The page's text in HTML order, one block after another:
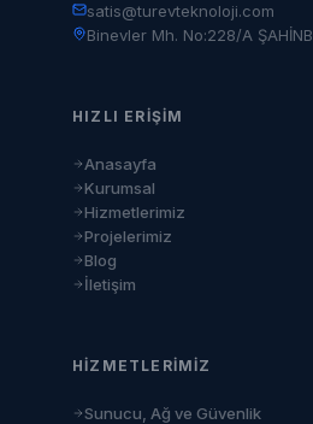
satis@turevteknoloji.com
Binevler Mh. No:228/A
HIZLI ERIŞIM
Anasayfa
Kurumsal
Hizmetlerimiz
Projelerimiz
Blog
İletişim
HIZMETLERIMIZ
Sunucu, Ağ ve Güvenlik